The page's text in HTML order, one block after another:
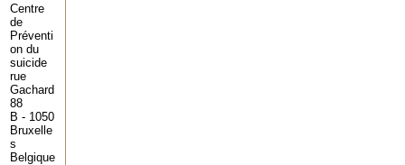
Centre
de
Préventi
on du
suicide
rue
Gachard
88
B - 1050
Bruxelle
s
Belgique